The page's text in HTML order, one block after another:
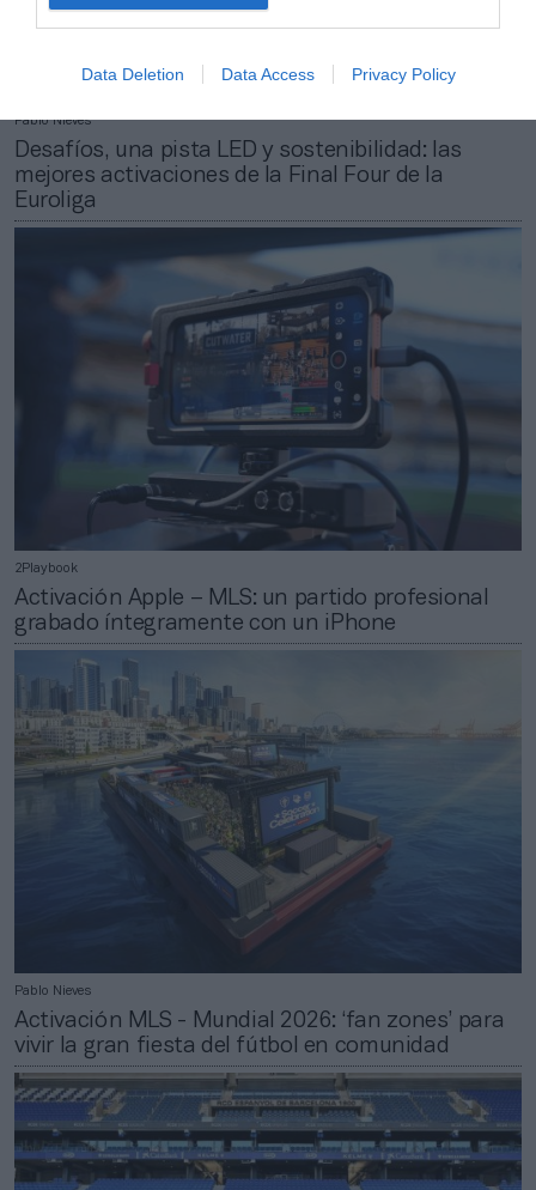
Data Deletion Data Access Privacy Policy
Pablo Nieves
Desafíos, una pista LED y sostenibilidad: las
mejores activaciones de la Final Four de la
Euroliga
2Playbook
Activación Apple – MLS: un partido profesional
grabado íntegramente con un iPhone
Pablo Nieves
Activación MLS - Mundial 2026: ‘fan zones’ para
vivir la gran fiesta del fútbol en comunidad